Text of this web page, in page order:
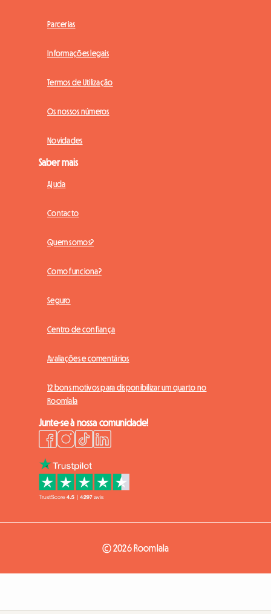
Parcerias
Informações legais
Termos de Utilização
Os nossos números
Novidades
Saber mais
Ajuda
Contacto
Quem somos?
Como funciona?
Seguro
Centro de confiança
Avaliações e comentários
12 bons motivos para disponibilizar um quarto no
Roomlala
Junte-se à nossa comunidade!
© 2026 Roomlala